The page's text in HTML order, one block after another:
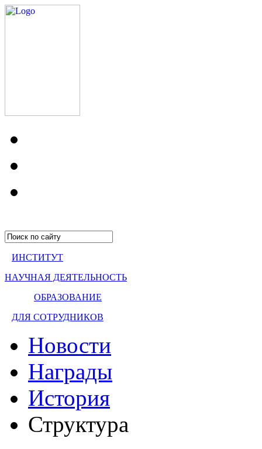
ИНСТИТУТ
НАУЧНАЯ ДЕЯТЕЛЬНОСТЬ
ОБРАЗОВАНИЕ
ДЛЯ СОТРУДНИКОВ
Новости
Награды
История
Структура